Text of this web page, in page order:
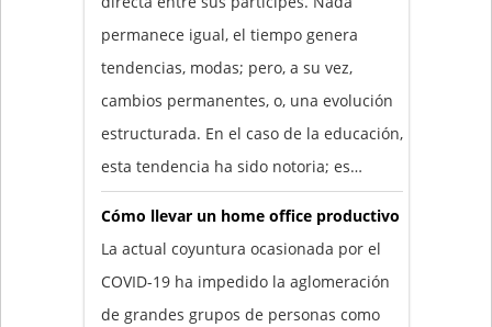
permanece igual, el tiempo genera
tendencias, modas; pero, a su vez,
cambios permanentes, o, una evolución
estructurada. En el caso de la educación,
esta tendencia ha sido notoria; es…
Cómo llevar un home office productivo
La actual coyuntura ocasionada por el
COVID-19 ha impedido la aglomeración
de grandes grupos de personas como